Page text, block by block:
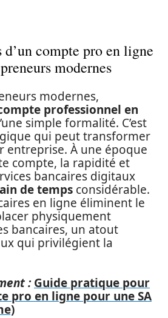
d’un compte pro en ligne
modernes
modernes,
professionnel en
simple formalité. C’est
qui peut transformer
entreprise. À une époque
compte, la rapidité et
bancaires digitaux
de temps considérable.
en ligne éliminent le
physiquement
bancaires, un atout
qui privilégient la
: Guide pratique pour
pro en ligne pour une SA